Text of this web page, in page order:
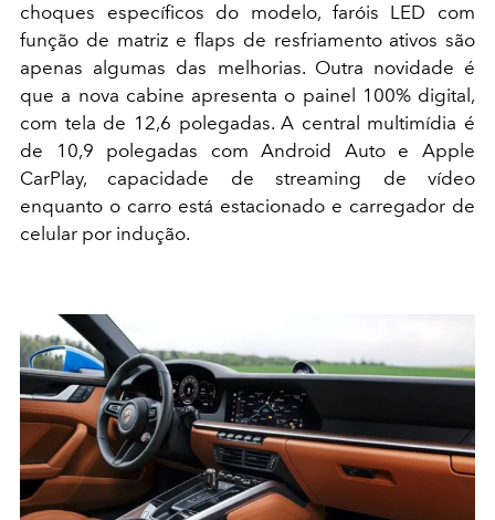
choques específicos do modelo, faróis LED com
função de matriz e flaps de resfriamento ativos são
apenas algumas das melhorias. Outra novidade é
que a nova cabine apresenta o painel 100% digital,
com tela de 12,6 polegadas. A central multimídia é
de 10,9 polegadas com Android Auto e Apple
CarPlay, capacidade de streaming de vídeo
enquanto o carro está estacionado e carregador de
celular por indução.